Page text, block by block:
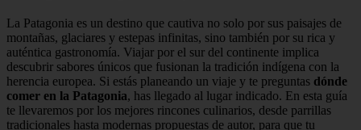
La Patagonia es un destino que cautiva no solo por sus paisajes de
montañas, glaciares y estepas infinitas, sino también por su rica y
auténtica gastronomía. Viajar por el sur del continente implica
descubrir sabores únicos que fusionan la tradición indígena con la
herencia europea. Si estás planeando un viaje y te preguntas dónde
comer en la Patagonia, has llegado al lugar indicado. En esta guía
te llevaremos por los mejores rincones culinarios, desde parrillas
tradicionales hasta modernas propuestas de autor, para que tu